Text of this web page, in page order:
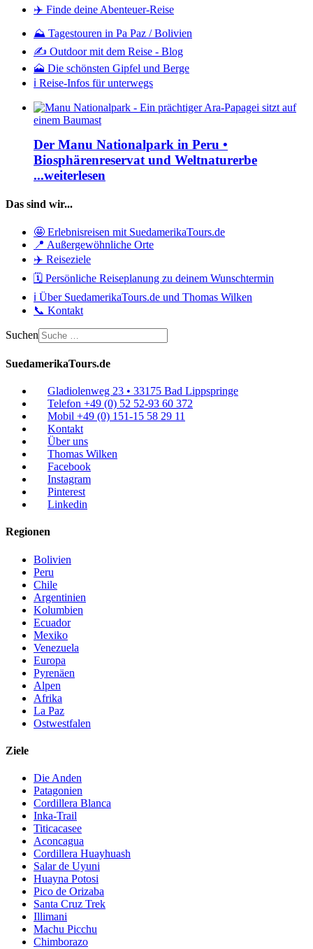
✈️ Finde deine Abenteuer-Reise
⛰️ Tagestouren in Pa Paz / Bolivien
✍️ Outdoor mit dem Reise - Blog
🗻 Die schönsten Gipfel und Berge
ℹ️ Reise-Infos für unterwegs
Der Manu Nationalpark in Peru •
Biosphärenreservat und Weltnaturerbe
...weiterlesen
Das sind wir...
🤩 Erlebnisreisen mit SuedamerikaTours.de
📍 Außergewöhnliche Orte
✈️ Reiseziele
🗓️ Persönliche Reiseplanung zu deinem Wunschtermin
ℹ️ Über SuedamerikaTours.de und Thomas Wilken
📞 Kontakt
Suchen
SuedamerikaTours.de
Gladiolenweg 23 • 33175 Bad Lippspringe
Telefon +49 (0) 52 52-93 60 372
Mobil +49 (0) 151-15 58 29 11
Kontakt
Über uns
Thomas Wilken
Facebook
Instagram
Pinterest
Linkedin
Regionen
Bolivien
Peru
Chile
Argentinien
Kolumbien
Ecuador
Mexiko
Venezuela
Europa
Pyrenäen
Alpen
Afrika
La Paz
Ostwestfalen
Ziele
Die Anden
Patagonien
Cordillera Blanca
Inka-Trail
Titicacasee
Aconcagua
Cordillera Huayhuash
Salar de Uyuni
Huayna Potosi
Pico de Orizaba
Santa Cruz Trek
Illimani
Machu Picchu
Chimborazo